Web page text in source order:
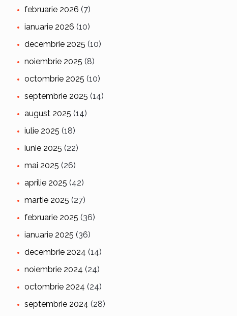
februarie 2026 (7)
ianuarie 2026 (10)
decembrie 2025 (10)
noiembrie 2025 (8)
octombrie 2025 (10)
septembrie 2025 (14)
august 2025 (14)
iulie 2025 (18)
iunie 2025 (22)
mai 2025 (26)
aprilie 2025 (42)
martie 2025 (27)
februarie 2025 (36)
ianuarie 2025 (36)
decembrie 2024 (14)
noiembrie 2024 (24)
octombrie 2024 (24)
septembrie 2024 (28)